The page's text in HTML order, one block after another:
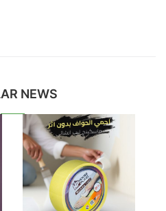
NEWS